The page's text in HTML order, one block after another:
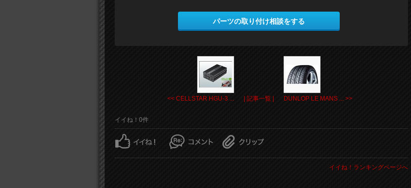
パーツの取り付け相談をする
<< CELLSTAR HGU-3 ... | 記事一覧 | DUNLOP LE MANS ... >>
イイね！0件
イイね！ランキングページへ